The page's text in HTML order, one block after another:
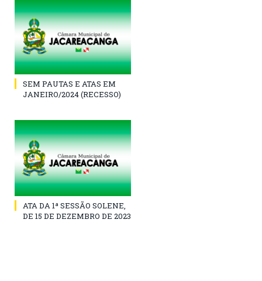
SEM PAUTAS E ATAS EM
JANEIRO/2024 (RECESSO)
ATA DA 1ª SESSÃO SOLENE,
DE 15 DE DEZEMBRO DE 2023